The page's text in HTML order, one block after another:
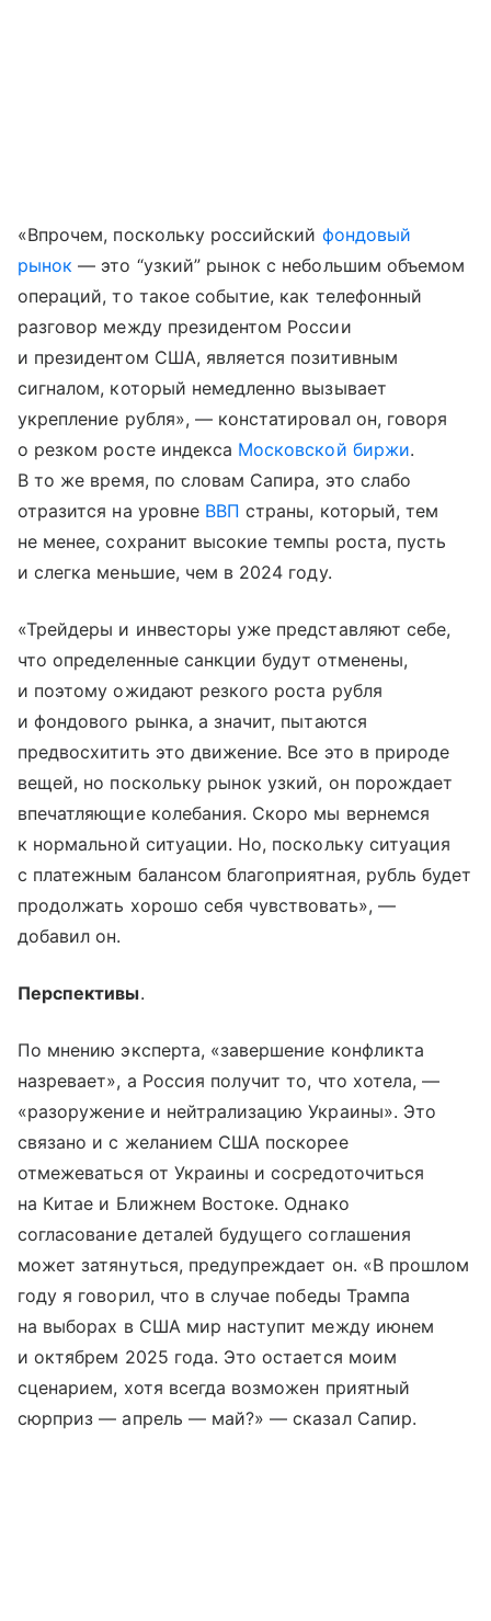
«Впрочем, поскольку российский фондовый
рынок — это “узкий” рынок с небольшим объемом
операций, то такое событие, как телефонный
разговор между президентом России
и президентом США, является позитивным
сигналом, который немедленно вызывает
укрепление рубля», — констатировал он, говоря
о резком росте индекса Московской биржи.
В то же время, по словам Сапира, это слабо
отразится на уровне ВВП страны, который, тем
не менее, сохранит высокие темпы роста, пусть
и слегка меньшие, чем в 2024 году.
«Трейдеры и инвесторы уже представляют себе,
что определенные санкции будут отменены,
и поэтому ожидают резкого роста рубля
и фондового рынка, а значит, пытаются
предвосхитить это движение. Все это в природе
вещей, но поскольку рынок узкий, он порождает
впечатляющие колебания. Скоро мы вернемся
к нормальной ситуации. Но, поскольку ситуация
с платежным балансом благоприятная, рубль будет
продолжать хорошо себя чувствовать», —
добавил он.
Перспективы.
По мнению эксперта, «завершение конфликта
назревает», а Россия получит то, что хотела, —
«разоружение и нейтрализацию Украины». Это
связано и с желанием США поскорее
отмежеваться от Украины и сосредоточиться
на Китае и Ближнем Востоке. Однако
согласование деталей будущего соглашения
может затянуться, предупреждает он. «В прошлом
году я говорил, что в случае победы Трампа
на выборах в США мир наступит между июнем
и октябрем 2025 года. Это остается моим
сценарием, хотя всегда возможен приятный
сюрприз — апрель — май?» — сказал Сапир.